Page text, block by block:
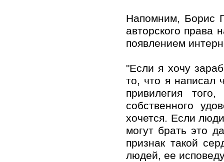
Напомним, Борис
авторского права
появлением
"Если я хочу
то, что я написал
привилегия
собственного
хочется. Если
могут брать это
признак такой
людей, ее